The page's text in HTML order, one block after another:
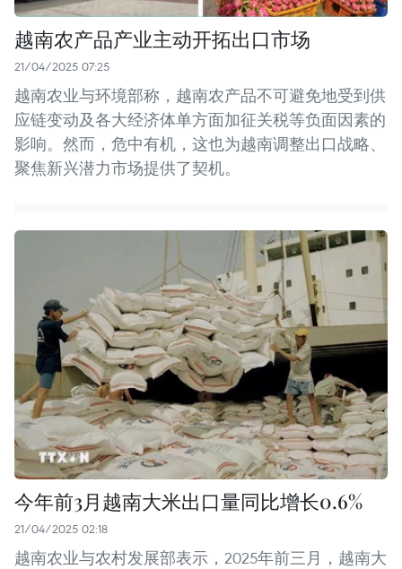
越南农产品产业主动开拓出口市场
21/04/2025 07:25
越南农业与环境部称，越南农产品不可避免地受到供
应链变动及各大经济体单方面加征关税等负面因素的
影响。然而，危中有机，这也为越南调整出口战略、
聚焦新兴潜力市场提供了契机。
今年前3月越南大米出口量同比增长0.6%
21/04/2025 02:18
越南农业与农村发展部表示，2025年前三月，越南大